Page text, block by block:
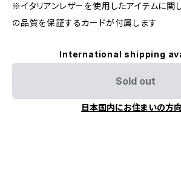
※イタリアンレザーを使用したアイテムに関
の品質を保証するカードが付属します
International shipping
Sold out
日本国内にお住まいの方